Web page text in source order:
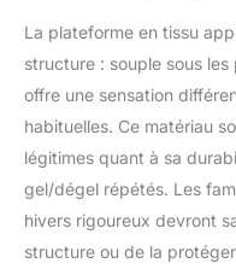
La plateforme en tissu
structure : souple sous
offre une sensation
habituelles. Ce matériau
légitimes quant à sa
gel/dégel répétés. Les
hivers rigoureux devront
structure ou de la